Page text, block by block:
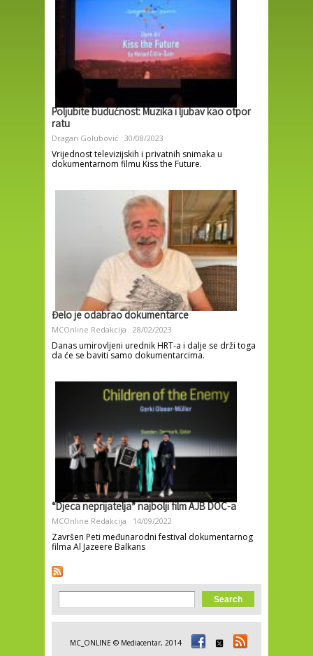
Poljubite budućnost: Muzika i ljubav kao otpor
ratu
Dragan Golubović 30/08/2023
Vrijednost televizijskih i privatnih snimaka u
dokumentarnom filmu Kiss the Future.
Đelo je odabrao dokumentarce
MCOnline Redakcija 28/02/2023
Danas umirovljeni urednik HRT-a i dalje se drži toga
da će se baviti samo dokumentarcima.
“Djeca neprijatelja” najbolji film AJB DOC-a
MCOnline Redakcija 14/09/2022
Završen Peti međunarodni festival dokumentarnog
filma Al Jazeere Balkans
Search form
Search
MC_ONLINE © Mediacentar, 2014